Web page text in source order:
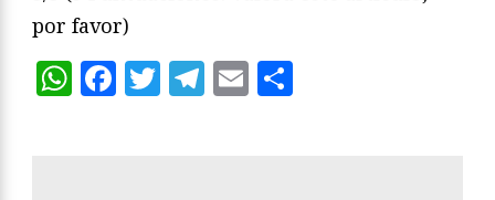
por favor)
WhatsApp
Facebook
Twitter
Telegram
Email